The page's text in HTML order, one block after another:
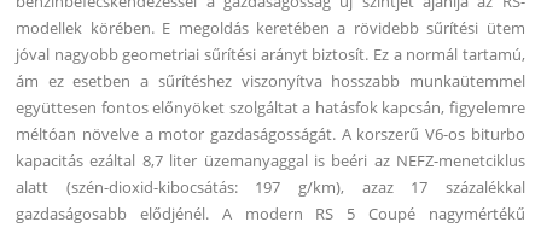
modellek körében. E megoldás keretében a rövidebb sűrítési ütem
jóval nagyobb geometriai sűrítési arányt biztosít. Ez a normál tartamú,
ám ez esetben a sűrítéshez viszonyítva hosszabb munkaütemmel
együttesen fontos előnyöket szolgáltat a hatásfok kapcsán, figyelemre
méltóan növelve a motor gazdaságosságát. A korszerű V6-os biturbo
kapacitás ezáltal 8,7 liter üzemanyaggal is beéri az NEFZ-menetciklus
alatt (szén-dioxid-kibocsátás: 197 g/km), azaz 17 százalékkal
gazdaságosabb elődjénél. A modern RS 5 Coupé nagymértékű